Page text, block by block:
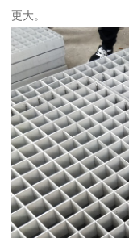
更大。